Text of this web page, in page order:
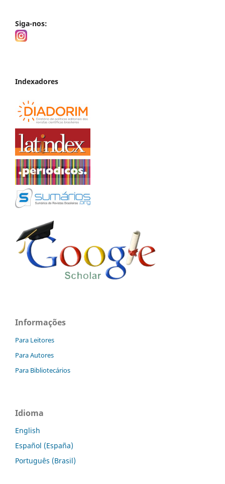
Siga-nos:
Indexadores
Informações
Para Leitores
Para Autores
Para Bibliotecários
Idioma
English
Español (España)
Português (Brasil)